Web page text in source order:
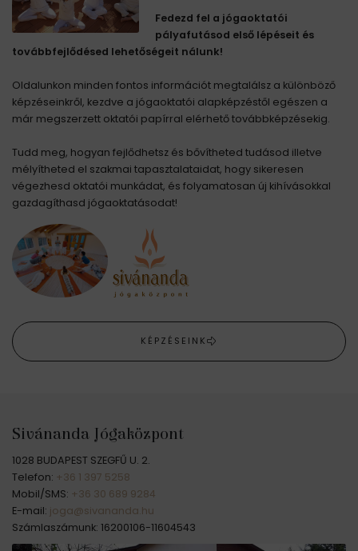
Fedezd fel a jógaoktatói
pályafutásod első lépéseit és
továbbfejlődésed lehetőségeit nálunk!
Oldalunkon minden fontos információt megtalálsz a különböző
képzéseinkről, kezdve a jógaoktatói alapképzéstől egészen a
már megszerzett oktatói papírral elérhető továbbképzésekig.
Tudd meg, hogyan fejlődhetsz és bővítheted tudásod illetve
mélyítheted el szakmai tapasztalataidat, hogy sikeresen
végezhesd oktatói munkádat, és folyamatosan új kihívásokkal
gazdagíthasd jógaoktatásodat!
KÉPZÉSEINK
Sivánanda Jógaközpont
1028 BUDAPEST SZEGFŰ U. 2.
Telefon: +36 1 397 5258
Mobil/SMS: +36 30 689 9284
E-mail: joga@sivananda.hu
Számlaszámunk: 16200106-11604543